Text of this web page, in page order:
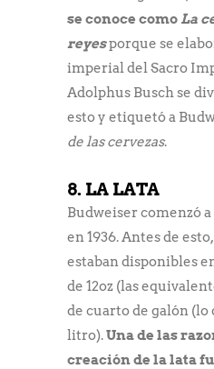
se conoce como La
reyesporque se
imperial del Sacro
Adolphus Busch se
esto y etiquetó a
de las cervezas.
8. LA LATA
Budweiser comenzó
en 1936. Antes de
estaban disponibles
de 12oz (las
de cuarto de galón (lo
litro).Una de las
creación de la lata